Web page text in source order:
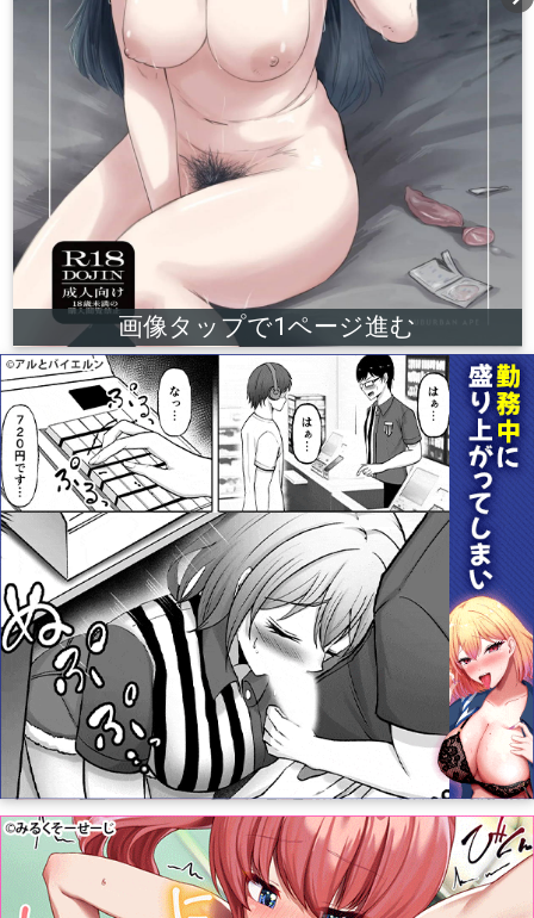
画像タップで1ページ進む